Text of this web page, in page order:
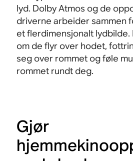
lyd. Dolby Atmos og de
driverne arbeider sammen
et flerdimensjonalt lydbilde.
om de flyr over hodet,
seg over rommet og føle
rommet rundtdeg.
Gjør